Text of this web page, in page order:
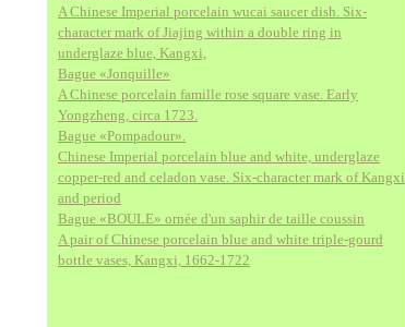
A Chinese Imperial porcelain wucai saucer dish. Six-
character mark of Jiajing within a double ring in
underglaze blue, Kangxi,
Bague «Jonquille»
A Chinese porcelain famille rose square vase. Early
Yongzheng, circa 1723.
Bague «Pompadour».
Chinese Imperial porcelain blue and white, underglaze
copper-red and celadon vase. Six-character mark of Kangxi
and period
Bague «BOULE» ornée d'un saphir de taille coussin
A pair of Chinese porcelain blue and white triple-gourd
bottle vases, Kangxi, 1662-1722